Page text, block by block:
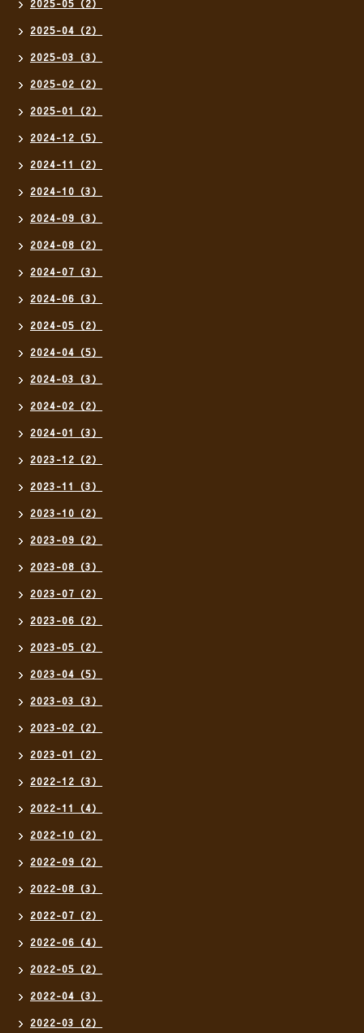
2025-05（2）
2025-04（2）
2025-03（3）
2025-02（2）
2025-01（2）
2024-12（5）
2024-11（2）
2024-10（3）
2024-09（3）
2024-08（2）
2024-07（3）
2024-06（3）
2024-05（2）
2024-04（5）
2024-03（3）
2024-02（2）
2024-01（3）
2023-12（2）
2023-11（3）
2023-10（2）
2023-09（2）
2023-08（3）
2023-07（2）
2023-06（2）
2023-05（2）
2023-04（5）
2023-03（3）
2023-02（2）
2023-01（2）
2022-12（3）
2022-11（4）
2022-10（2）
2022-09（2）
2022-08（3）
2022-07（2）
2022-06（4）
2022-05（2）
2022-04（3）
2022-03（2）